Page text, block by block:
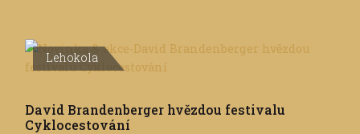
Lehokola
David Brandenberger hvězdou festivalu
Cyklocestování